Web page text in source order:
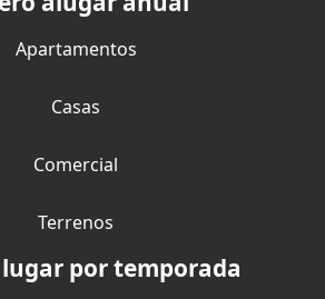
Apartamentos
Casas
Comercial
Terrenos
por temporada